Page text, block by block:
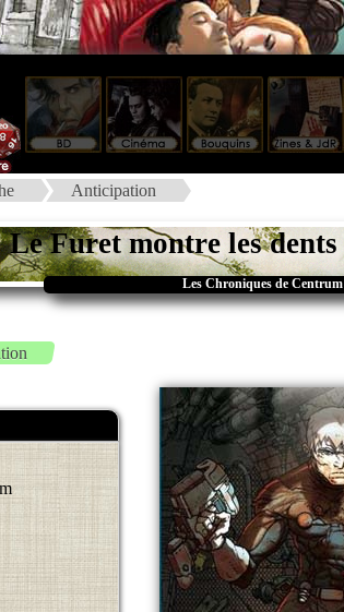
Anticipation
Le Furet montre les dents
Les Chroniques de Centrum